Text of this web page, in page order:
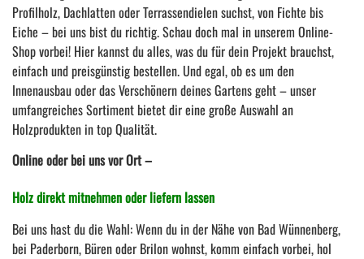
Profilholz, Dachlatten oder Terrassendielen suchst, von Fichte bis
Eiche – bei uns bist du richtig. Schau doch mal in unserem Online-
Shop vorbei! Hier kannst du alles, was du für dein Projekt brauchst,
einfach und preisgünstig bestellen. Und egal, ob es um den
Innenausbau oder das Verschönern deines Gartens geht – unser
umfangreiches Sortiment bietet dir eine große Auswahl an
Holzprodukten in top Qualität.
Online oder bei uns vor Ort –
Holz direkt mitnehmen oder liefern lassen
Bei uns hast du die Wahl: Wenn du in der Nähe von Bad Wünnenberg,
bei Paderborn, Büren oder Brilon wohnst, komm einfach vorbei, hol